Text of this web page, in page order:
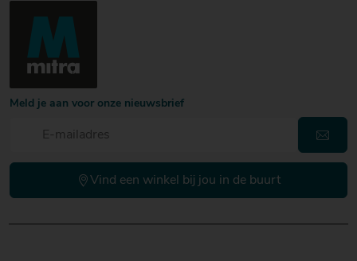
Meld je aan voor onze nieuwsbrief
Vind een winkel bij jou in de buurt